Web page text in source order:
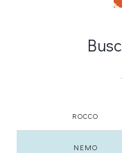
ROCCO
NEMO